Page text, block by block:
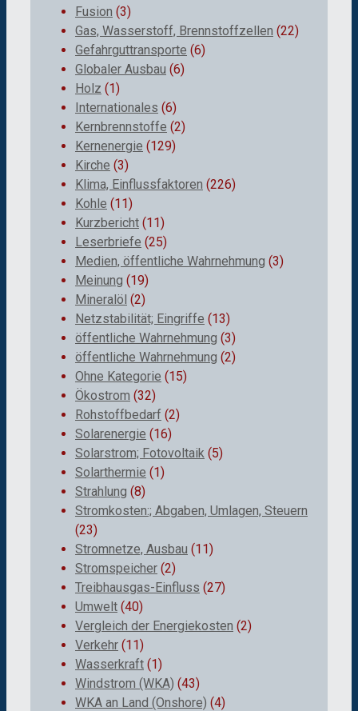
Fusion (3)
Gas, Wasserstoff, Brennstoffzellen (22)
Gefahrguttransporte (6)
Globaler Ausbau (6)
Holz (1)
Internationales (6)
Kernbrennstoffe (2)
Kernenergie (129)
Kirche (3)
Klima, Einflussfaktoren (226)
Kohle (11)
Kurzbericht (11)
Leserbriefe (25)
Medien, öffentliche Wahrnehmung (3)
Meinung (19)
Mineralöl (2)
Netzstabilität; Eingriffe (13)
öffentliche Wahrnehmung (3)
öffentliche Wahrnehmung (2)
Ohne Kategorie (15)
Ökostrom (32)
Rohstoffbedarf (2)
Solarenergie (16)
Solarstrom; Fotovoltaik (5)
Solarthermie (1)
Strahlung (8)
Stromkosten:; Abgaben, Umlagen, Steuern
(23)
Stromnetze, Ausbau (11)
Stromspeicher (2)
Treibhausgas-Einfluss (27)
Umwelt (40)
Vergleich der Energiekosten (2)
Verkehr (11)
Wasserkraft (1)
Windstrom (WKA) (43)
WKA an Land (Onshore) (4)